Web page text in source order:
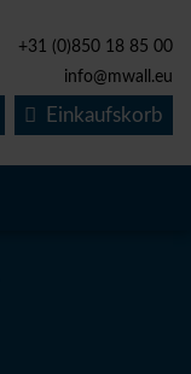
+31 (0)850 18 85 00
info@mwall.eu
Einkaufskorb